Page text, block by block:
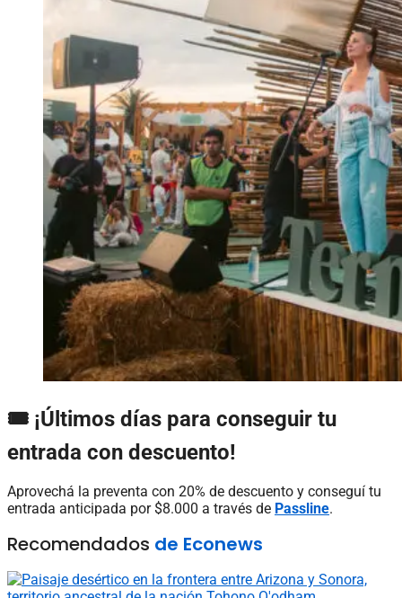
🎟 ¡Últimos días para conseguir tu
entrada con descuento!
Aprovechá la preventa con 20% de descuento y conseguí tu
entrada anticipada por $8.000 a través de Passline.
Recomendados de Econews